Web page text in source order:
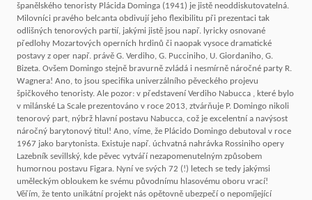
španělského tenoristy Plácida Dominga (1941) je jistě neoddiskutovatelná.
Milovníci pravého belcanta obdivují jeho flexibilitu při prezentaci tak
odlišných tenorových partií, jakými jistě jsou např. lyricky osnované
předlohy Mozartových operních hrdinů či naopak vysoce dramatické
postavy z oper např. právě G. Verdiho, G. Pucciniho, U. Giordaniho, G.
Bizeta. Ovšem Domingo stejně bravurně zvládá i nesmírně náročné party R.
Wagnera! Ano, to jsou specifika univerzálního pěveckého projevu
špičkového tenoristy. Ale pozor: v představení Verdiho Nabucca , které bylo
v milánské La Scale prezentováno v roce 2013, ztvárňuje P. Domingo nikoli
tenorový part, nýbrž hlavní postavu Nabucca, což je excelentní a navýsost
náročný barytonový titul! Ano, víme, že Plácido Domingo debutoval v roce
1967 jako barytonista. Existuje např. úchvatná nahrávka Rossiniho opery
Lazebník sevillský, kde pěvec vytváří nezapomenutelným způsobem
humornou postavu Figara. Nyní ve svých 72 (!) letech se tedy jakýmsi
uměleckým obloukem ke svému původnímu hlasovému oboru vrací!
Věřím, že tento unikátní projekt nás opětovně ubezpečí o nepomíjející